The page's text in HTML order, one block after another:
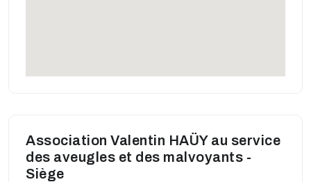
Association Valentin HAÜY au service
des aveugles et des malvoyants -
Siège